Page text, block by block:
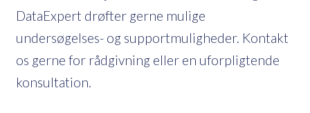
DataExpert drøfter gerne mulige
undersøgelses- og supportmuligheder. Kontakt
os gerne for rådgivning eller en uforpligtende
konsultation.